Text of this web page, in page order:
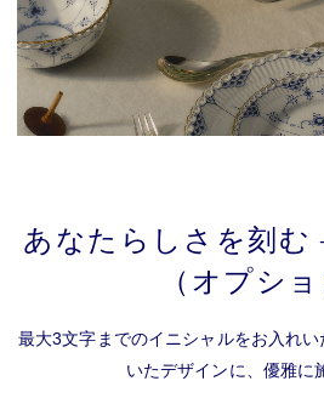
あなたらしさを刻
（オプショ
最大3文字までのイニシャルをお入れ
いたデザインに、優雅に